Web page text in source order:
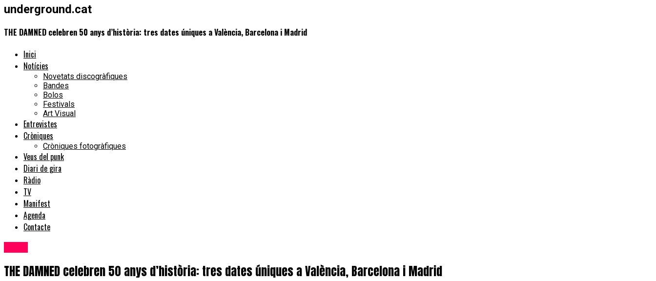
underground.cat
THE DAMNED celebren 50 anys d’història: tres dates úniques a València, Barcelona i Madrid
Inici
Notícies
Novetats discogràfiques
Bandes
Bolos
Festivals
Art Visual
Entrevistes
Cròniques
Cròniques fotogràfiques
Veus del punk
Diari de gira
Ràdio
TV
Manifest
Agenda
Contacte
THE DAMNED celebren 50 anys d’història: tres dates úniques a València, Barcelona i Madrid